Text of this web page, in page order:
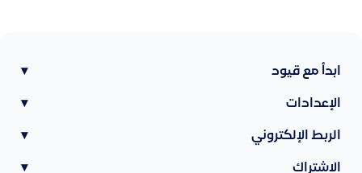
ابدأ مع قيود ▾
الإعدادات ▾
الربط الإلكتروني ▾
الاشتراك ▾